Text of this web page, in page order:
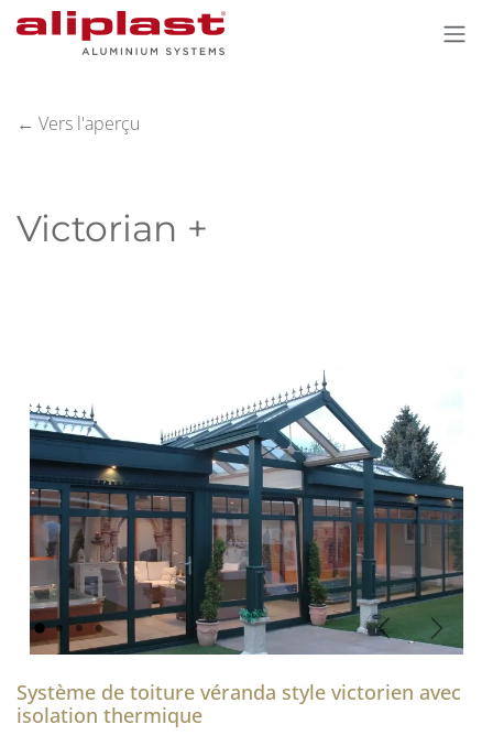
Se rendre au contenu
← Vers l'aperçu
Victorian +
Vorige
Système de toiture véranda style victorien avec
isolation thermique